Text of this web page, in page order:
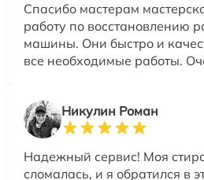
Спасибо мастерам
работу по восстановлению
машины. Они быстро и
все необходимые работы.
Никулин Роман
Надежный сервис! Моя
сломалась, и я обратился в